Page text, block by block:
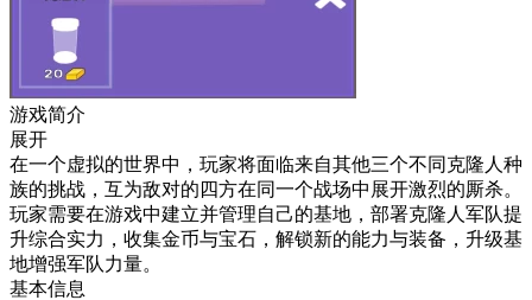
游戏简介
展开
在一个虚拟的世界中，玩家将面临来自其他三个不同克隆人种
族的挑战，互为敌对的四方在同一个战场中展开激烈的厮杀。
玩家需要在游戏中建立并管理自己的基地，部署克隆人军队提
升综合实力，收集金币与宝石，解锁新的能力与装备，升级基
地增强军队力量。
基本信息